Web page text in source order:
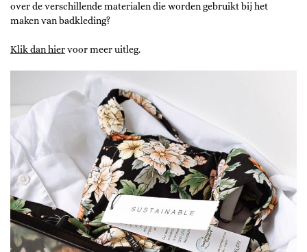
over de verschillende materialen die worden gebruikt bij het
maken van badkleding?
Klik dan hiervoor meer uitleg.